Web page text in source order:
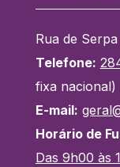
Rua de
Telefone:
fixa nacional)
E-mail:
Horário de
Das 9h00 às